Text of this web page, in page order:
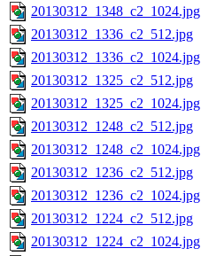
20130312_1348_c2_1024.jpg
20130312_1336_c2_512.jpg
20130312_1336_c2_1024.jpg
20130312_1325_c2_512.jpg
20130312_1325_c2_1024.jpg
20130312_1248_c2_512.jpg
20130312_1248_c2_1024.jpg
20130312_1236_c2_512.jpg
20130312_1236_c2_1024.jpg
20130312_1224_c2_512.jpg
20130312_1224_c2_1024.jpg